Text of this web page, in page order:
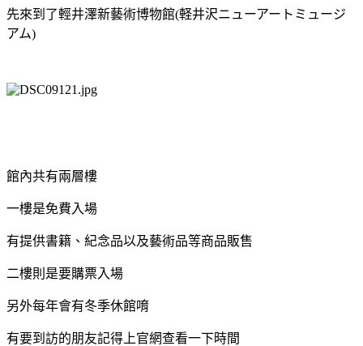
先來到了輕井澤新藝術博物館(軽井沢ニューアートミュージ
アム)
館內共有兩層樓
一樓是免費入場
有提供書籍、紀念品以及藝術品等商品販售
二樓則是要購票入場
另外每年會有冬季休館唷
有要到訪的朋友記得上官網查看一下時間